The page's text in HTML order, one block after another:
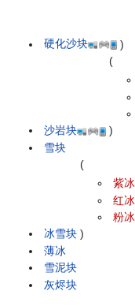
硬化沙块
)
沙岩块
(
)
雪块
冰雪块
(
紫
红
粉
)
薄冰
雪泥块
灰烬块